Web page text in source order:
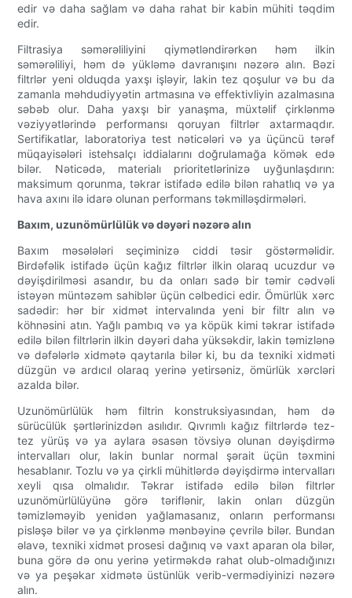
edir və daha sağlam və daha rahat bir kabin mühiti təqdim
edir.
Filtrasiya səmərəliliyini qiymətləndirərkən həm ilkin
səmərəliliyi, həm də yükləmə davranışını nəzərə alın. Bəzi
filtrlər yeni olduqda yaxşı işləyir, lakin tez qoşulur və bu da
zamanla məhdudiyyətin artmasına və effektivliyin azalmasına
səbəb olur. Daha yaxşı bir yanaşma, müxtəlif çirklənmə
vəziyyətlərində performansı qoruyan filtrlər axtarmaqdır.
Sertifikatlar, laboratoriya test nəticələri və ya üçüncü tərəf
müqayisələri istehsalçı iddialarını doğrulamağa kömək edə
bilər. Nəticədə, materialı prioritetlərinizə uyğunlaşdırın:
maksimum qorunma, təkrar istifadə edilə bilən rahatlıq və ya
hava axını ilə idarə olunan performans təkmilləşdirmələri.
Baxım, uzunömürlülük və dəyəri nəzərə alın
Baxım məsələləri seçiminizə ciddi təsir göstərməlidir.
Birdəfəlik istifadə üçün kağız filtrlər ilkin olaraq ucuzdur və
dəyişdirilməsi asandır, bu da onları sadə bir təmir cədvəli
istəyən müntəzəm sahiblər üçün cəlbedici edir. Ömürlük xərc
sadədir: hər bir xidmət intervalında yeni bir filtr alın və
köhnəsini atın. Yağlı pambıq və ya köpük kimi təkrar istifadə
edilə bilən filtrlərin ilkin dəyəri daha yüksəkdir, lakin təmizlənə
və dəfələrlə xidmətə qaytarıla bilər ki, bu da texniki xidməti
düzgün və ardıcıl olaraq yerinə yetirsəniz, ömürlük xərcləri
azalda bilər.
Uzunömürlülük həm filtrin konstruksiyasından, həm də
sürücülük şərtlərinizdən asılıdır. Qıvrımlı kağız filtrlərdə tez-
tez yürüş və ya aylara əsasən tövsiyə olunan dəyişdirmə
intervalları olur, lakin bunlar normal şərait üçün təxmini
hesablanır. Tozlu və ya çirkli mühitlərdə dəyişdirmə intervalları
xeyli qısa olmalıdır. Təkrar istifadə edilə bilən filtrlər
uzunömürlülüyünə görə təriflənir, lakin onları düzgün
təmizləməyib yenidən yağlamasanız, onların performansı
pisləşə bilər və ya çirklənmə mənbəyinə çevrilə bilər. Bundan
əlavə, texniki xidmət prosesi dağınıq və vaxt aparan ola bilər,
buna görə də onu yerinə yetirməkdə rahat olub-olmadığınızı
və ya peşəkar xidmətə üstünlük verib-vermədiyinizi nəzərə
alın.